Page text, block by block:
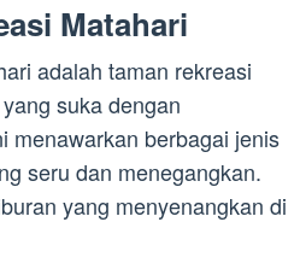
Matahari
adalah taman rekreasi
suka dengan
menawarkan berbagai jenis
seru dan menegangkan.
yang menyenangkan di